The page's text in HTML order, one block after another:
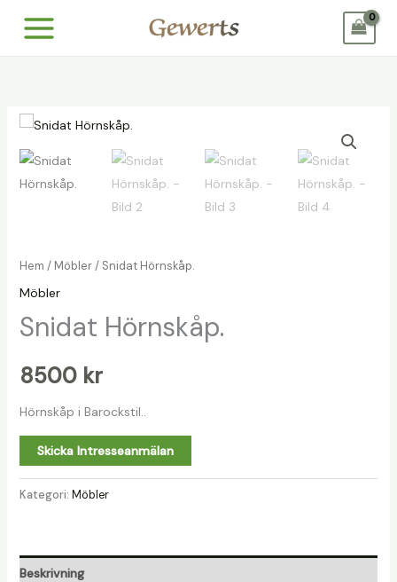
Hem / Möbler/ Snidat Hörnskåp.
Möbler
Snidat Hörnskåp.
8500 kr
Hörnskåp i Barockstil..
Skicka Intresseanmälan
Kategori: Möbler
Beskrivning